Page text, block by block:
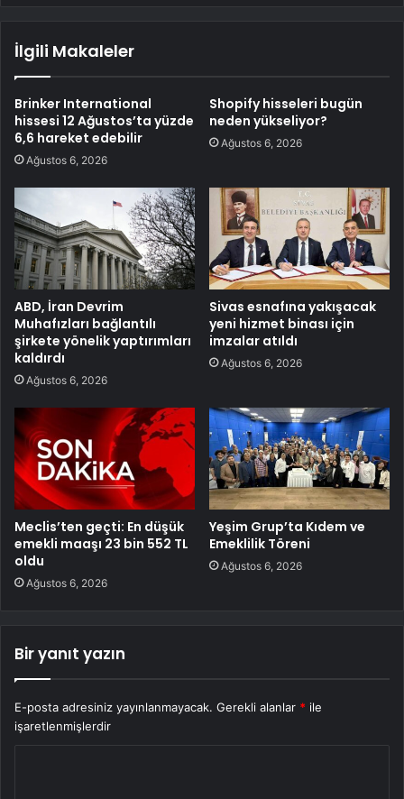
İlgili Makaleler
Brinker International
hissesi 12 Ağustos’ta yüzde
6,6 hareket edebilir
Ağustos 6, 2026
Shopify hisseleri bugün
neden yükseliyor?
Ağustos 6, 2026
ABD, İran Devrim
Muhafızları bağlantılı
şirkete yönelik yaptırımları
kaldırdı
Ağustos 6, 2026
Sivas esnafına yakışacak
yeni hizmet binası için
imzalar atıldı
Ağustos 6, 2026
Meclis’ten geçti: En düşük
emekli maaşı 23 bin 552 TL
oldu
Ağustos 6, 2026
Yeşim Grup’ta Kıdem ve
Emeklilik Töreni
Ağustos 6, 2026
Bir yanıt yazın
E-posta adresiniz yayınlanmayacak. Gerekli alanlar * ile
işaretlenmişlerdir